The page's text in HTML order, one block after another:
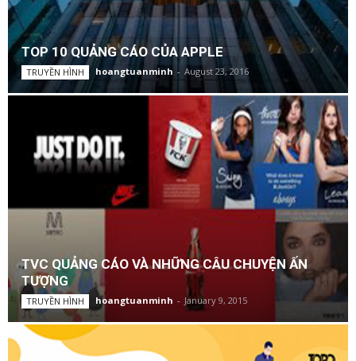
TOP 10 QUẢNG CÁO CỦA APPLE
TRUYỀN HÌNH hoangtuanminh - August 23, 2016
TVC QUẢNG CÁO VÀ NHỮNG CÂU CHUYỆN ẤN
TƯỢNG
TRUYỀN HÌNH hoangtuanminh - January 9, 2015